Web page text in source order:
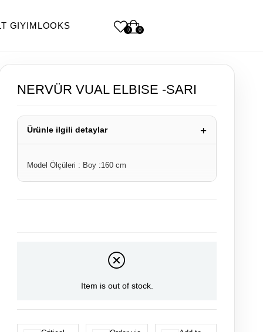
0 0
GIYIMLOOKS
NERVÜR VUAL ELBISE -SARI
Ürünle ilgili detaylar
Model Ölçüleri : Boy :160 cm
Item is out of stock.